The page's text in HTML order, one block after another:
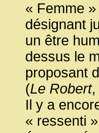
« Femme
désignant
un être
dessus le
proposant
(Le Robert,
Il y a
« ressenti